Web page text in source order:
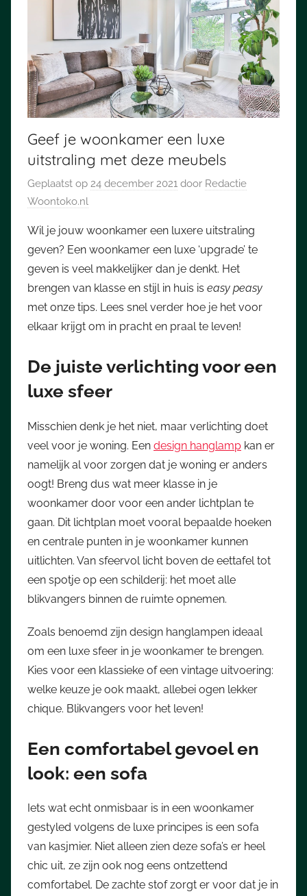
Geef je woonkamer een luxe
uitstraling met deze meubels
Geplaatst op 24 december 2021 door Redactie
Woontoko.nl
Wil je jouw woonkamer een luxere uitstraling
geven? Een woonkamer een luxe ‘upgrade’ te
geven is veel makkelijker dan je denkt. Het
brengen van klasse en stijl in huis is easy peasy
met onze tips. Lees snel verder hoe je het voor
elkaar krijgt om in pracht en praal te leven!
De juiste verlichting voor een
luxe sfeer
Misschien denk je het niet, maar verlichting doet
veel voor je woning. Een design hanglamp kan er
namelijk al voor zorgen dat je woning er anders
oogt! Breng dus wat meer klasse in je
woonkamer door voor een ander lichtplan te
gaan. Dit lichtplan moet vooral bepaalde hoeken
en centrale punten in je woonkamer kunnen
uitlichten. Van sfeervol licht boven de eettafel tot
een spotje op een schilderij: het moet alle
blikvangers binnen de ruimte opnemen.
Zoals benoemd zijn design hanglampen ideaal
om een luxe sfeer in je woonkamer te brengen.
Kies voor een klassieke of een vintage uitvoering:
welke keuze je ook maakt, allebei ogen lekker
chique. Blikvangers voor het leven!
Een comfortabel gevoel en
look: een sofa
Iets wat echt onmisbaar is in een woonkamer
gestyled volgens de luxe principes is een sofa
van kasjmier. Niet alleen zien deze sofa’s er heel
chic uit, ze zijn ook nog eens ontzettend
comfortabel. De zachte stof zorgt er voor dat je in